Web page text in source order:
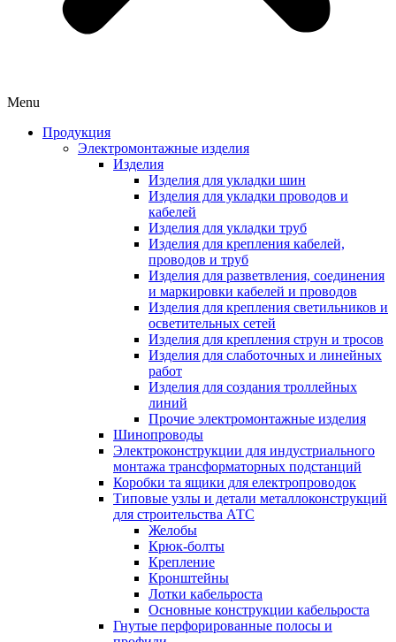
Menu
Продукция
Электромонтажные изделия
Изделия
Изделия для укладки шин
Изделия для укладки проводов и
кабелей
Изделия для укладки труб
Изделия для крепления кабелей,
проводов и труб
Изделия для разветвления, соединения
и маркировки кабелей и проводов
Изделия для крепления светильников и
осветительных сетей
Изделия для крепления струн и тросов
Изделия для слаботочных и линейных
работ
Изделия для создания троллейных
линий
Прочие электромонтажные изделия
Шинопроводы
Электроконструкции для индустриального
монтажа трансформаторных подстанций
Коробки та ящики для електропроводок
Типовые узлы и детали металлоконструкций
для строительства АТС
Желобы
Крюк-болты
Крепление
Кронштейны
Лотки кабельроста
Основные конструкции кабельроста
Гнутые перфорированные полосы и